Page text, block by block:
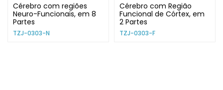
Cérebro com regiões
Neuro-Funcionais, em 8
Partes
TZJ-0303-N
Cérebro com Região
Funcional de Córtex, em
2 Partes
TZJ-0303-F